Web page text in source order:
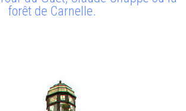
forêt de Carnelle.